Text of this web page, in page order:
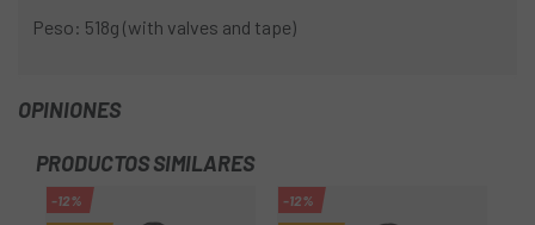
Peso: 518g (with valves and tape)
OPINIONES
PRODUCTOS SIMILARES
-12% -12%